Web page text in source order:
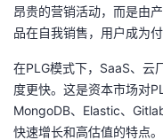
昂贵的营销活动，而是由
品在自我销售，用户成为付
在PLG模式下， SaaS、云
度更快。这是资本市场对
MongoDB、 Elastic、
快速增长和高估值的特点。